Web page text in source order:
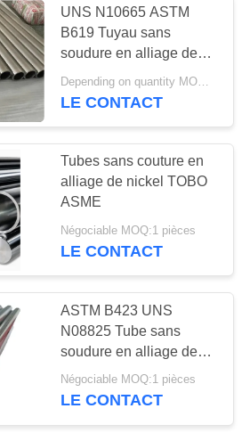
enduit
125
acier sans
UNS N10665 ASTM
B619 Tuyau sans
soudure en alliage de
nickel pour service à
haute température
LE CONTACT
Tubes sans couture en
alliage de nickel TOBO
ASME
Négociable MOQ:1 pièces
LE CONTACT
ASTM B423 UNS
N08825 Tube sans
soudure en alliage de
nickel, tube en alliage
tréfilé à froid, fil d'alliage
Négociable MOQ:1 pièces
LE CONTACT